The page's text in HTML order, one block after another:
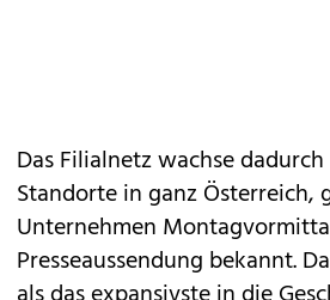
Das Filialnetz wachse
Standorte in ganz Österreich,
Unternehmen
Presseaussendung bekannt.